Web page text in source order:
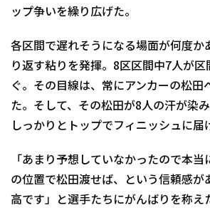
ップ争いを繰り広げた。
各区間で遅れそうになる場面が何度か
り返す粘りを発揮。8区区間中7人が区
ぐ。その目線は、常にアンカーの松田
た。そして、その松田が8人の汗が染
しっかりとトップでフィニッシュに届
「あまり予想していなかったので本当
の位置で松田渡せば、という信頼感が
高です」と選手たちにがんばりを称え